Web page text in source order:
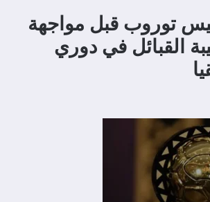
توروب قبل مواجهة
القبائل في دوري